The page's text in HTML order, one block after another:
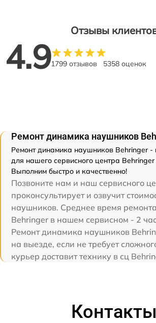
Отзывы
4.91799 отзывов 5358 оценок
Ремонт динамика наушников
Ремонт динамика наушников Behringer -
для нашего сервисного центра
Выполним быстро и качественно!
Позвоните нам и наш сервисного
проконсультирует и озвучит
наушников. Среднее время ремонта
Behringer в нашем сервисном - 2
Ремонт динамика наушников
на выезде, если не требует
курьер доставит технику в сц
Контакты